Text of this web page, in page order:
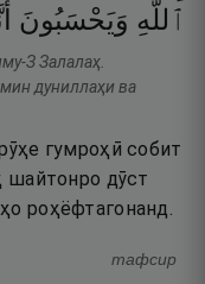
ٱللَّهِ وَيَحْسَبُونَ
З Залалаҳ.
дуниллаҳи ва
гумроҳӣ собит
шайтонро дӯст
роҳёфтагонанд.
тафсир